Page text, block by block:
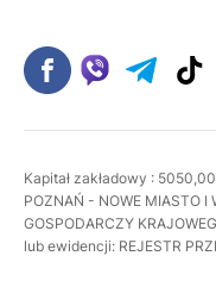
Kapitał zakładowy :
POZNAŃ - NOWE MIASTO I
GOSPODARCZY
lub ewidencji: REJESTR